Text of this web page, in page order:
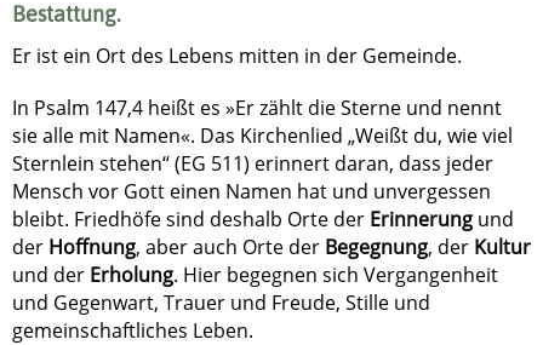
Bestattung.
Er ist ein Ort des Lebens mitten in der Gemeinde.
In Psalm 147,4 heißt es »Er zählt die Sterne und nennt
sie alle mit Namen«. Das Kirchenlied „Weißt du, wie viel
Sternlein stehen“ (EG 511) erinnert daran, dass jeder
Mensch vor Gott einen Namen hat und unvergessen
bleibt. Friedhöfe sind deshalb Orte der Erinnerung und
der Hoffnung, aber auch Orte der Begegnung, der Kultur
und der Erholung. Hier begegnen sich Vergangenheit
und Gegenwart, Trauer und Freude, Stille und
gemeinschaftliches Leben.